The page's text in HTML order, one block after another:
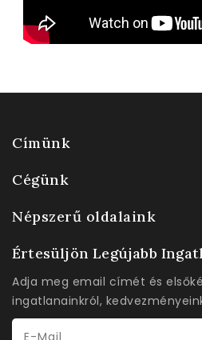
Címünk
Cégünk
Népszerű oldalaink
Értesüljön Legújabb
Adja meg email címét és
ingatlanainkról,